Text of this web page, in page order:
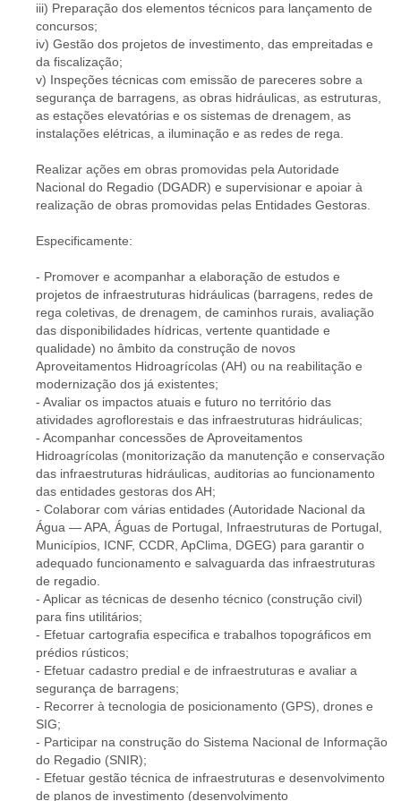
iii) Preparação dos elementos técnicos para lançamento de
concursos;
iv) Gestão dos projetos de investimento, das empreitadas e
da fiscalização;
v) Inspeções técnicas com emissão de pareceres sobre a
segurança de barragens, as obras hidráulicas, as estruturas,
as estações elevatórias e os sistemas de drenagem, as
instalações elétricas, a iluminação e as redes de rega.
Realizar ações em obras promovidas pela Autoridade
Nacional do Regadio (DGADR) e supervisionar e apoiar à
realização de obras promovidas pelas Entidades Gestoras.
Especificamente:
- Promover e acompanhar a elaboração de estudos e
projetos de infraestruturas hidráulicas (barragens, redes de
rega coletivas, de drenagem, de caminhos rurais, avaliação
das disponibilidades hídricas, vertente quantidade e
qualidade) no âmbito da construção de novos
Aproveitamentos Hidroagrícolas (AH) ou na reabilitação e
modernização dos já existentes;
- Avaliar os impactos atuais e futuro no território das
atividades agroflorestais e das infraestruturas hidráulicas;
- Acompanhar concessões de Aproveitamentos
Hidroagrícolas (monitorização da manutenção e conservação
das infraestruturas hidráulicas, auditorias ao funcionamento
das entidades gestoras dos AH;
- Colaborar com várias entidades (Autoridade Nacional da
Água — APA, Águas de Portugal, Infraestruturas de Portugal,
Municípios, ICNF, CCDR, ApClima, DGEG) para garantir o
adequado funcionamento e salvaguarda das infraestruturas
de regadio.
- Aplicar as técnicas de desenho técnico (construção civil)
para fins utilitários;
- Efetuar cartografia especifica e trabalhos topográficos em
prédios rústicos;
- Efetuar cadastro predial e de infraestruturas e avaliar a
segurança de barragens;
- Recorrer à tecnologia de posicionamento (GPS), drones e
SIG;
- Participar na construção do Sistema Nacional de Informação
do Regadio (SNIR);
- Efetuar gestão técnica de infraestruturas e desenvolvimento
de planos de investimento (desenvolvimento